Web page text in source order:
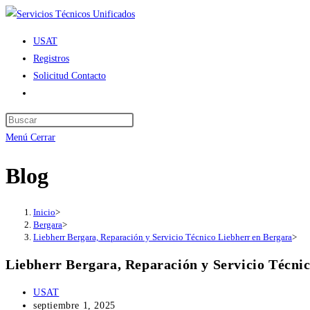
Ir
contenido
USAT
Registros
Solicitud Contacto
de
la
Menú Cerrar
Blog
Inicio>
Bergara>
Liebherr Bergara, Reparación y Servicio Técnico Liebherr en Bergara>
Liebherr Bergara, Reparación y Servicio
Autor
de
USAT
Publicación
septiembre 1, 2025